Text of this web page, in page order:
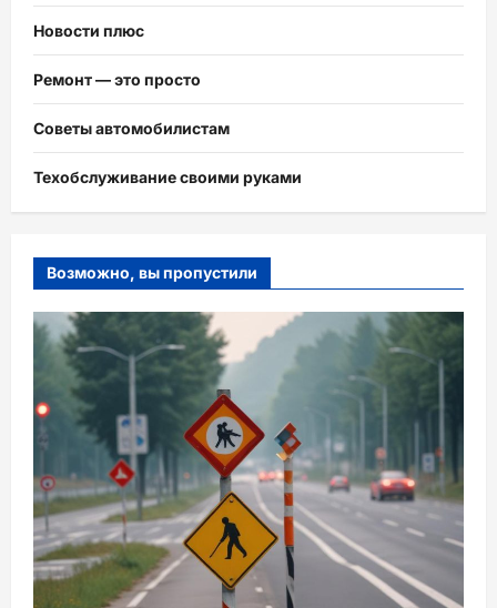
Новости плюс
Ремонт — это просто
Советы автомобилистам
Техобслуживание своими руками
Возможно, вы пропустили